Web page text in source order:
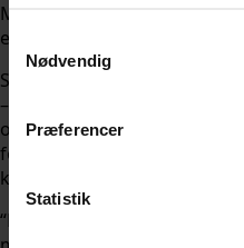
Samtykkevalg
Nødvendig
Præferencer
Statistik
Men gentages mønstrene
ende med at få betydning
Sådanne vaner kan nemlig
– en stofskiftesygdom, der
omsætte sukker. Livsstil
forebyggelse og behandling
kost, fysisk aktivitet og
“Det handler mere om